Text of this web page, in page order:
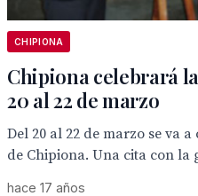
CHIPIONA
Chipiona celebrará
20 al 22 de marzo
Del 20 al 22 de marzo se va
de Chipiona. Una cita con la
hace 17 años